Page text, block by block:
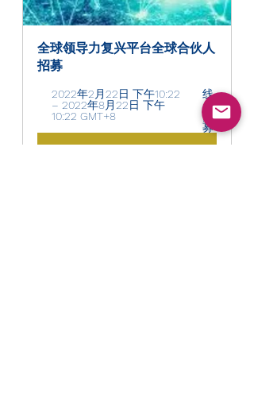
全球领导力复兴平台全球合伙人
招募
2022年2月22日 下午10:22
– 2022年8月22日 下午
10:22 GMT+8
线
上
招
募